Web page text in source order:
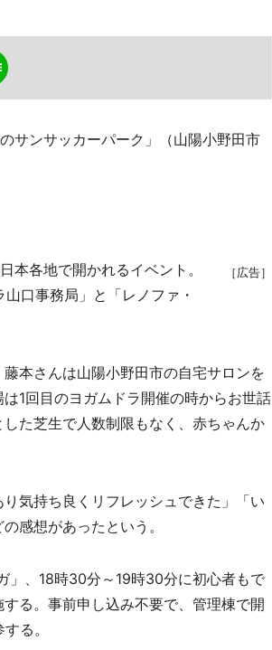
サンサッカーパーク」（山陽小野田市
［広告］
各地で開かれるイベント。
口事務局」と「レノファ・
本さんは山陽小野田市の自宅サロンを
1回目のヨガムドラ開催の時からお世話
た芝生で人数制限もなく、赤ちゃんか
気持ち良くリフレッシュできた」「い
感想があったという。
、18時30分～19時30分に初心者もで
る。事前申し込み不要で、管理棟で開
る。